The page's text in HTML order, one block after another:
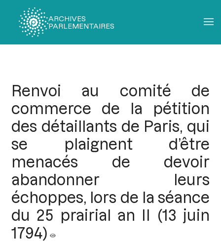
ARCHIVES
PARLEMENTAIRES
Renvoi au comité de
commerce de la pétition
des détaillants de Paris, qui
se plaignent d’être
menacés de devoir
abandonner leurs
échoppes, lors de la séance
du 25 prairial an II (13 juin
1794)